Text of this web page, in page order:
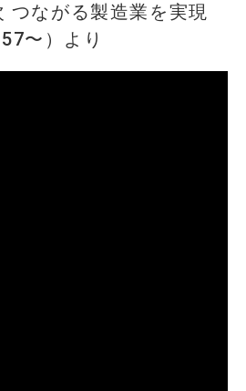
つながる製造業を実現
〜）より